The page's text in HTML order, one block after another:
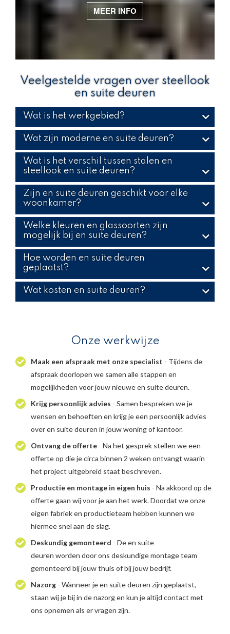
MEER INFO
Veelgestelde vragen over steellook
en suite deuren
Wat is het werkgebied?
Wat zijn moderne en suite deuren?
Wat is het verschil tussen stalen en
steellook en suite deuren?
Zijn en suite deuren geschikt voor elke
woonkamer?
Welke kleuren en glassoorten zijn
mogelijk bij en suite deuren?
Hoe worden en suite deuren
geplaatst?
Wat kosten en suite deuren?
Onze werkwijze
Maak een afspraak met onze specialist - Tijdens de
afspraak doorlopen we samen alle stappen en
mogelijkheden voor jouw nieuwe en suite deuren.
Krijg persoonlijk advies - Samen bespreken we je
wensen en behoeften en krijg je een persoonlijk advies
over en suite deuren in jouw woning of kantoor.
Ontvang de offerte - Na het gesprek stellen we een
offerte op die je circa binnen 2 weken ontvangt waarin
het project uitgebreid staat beschreven.
Productie en montage in eigen huis - Na akkoord op de
offerte gaan wij voor je aan het werk. Doordat we onze
eigen fabriek en productieteam hebben kunnen we
hiermee snel aan de slag.
Deskundig gemonteerd - De en suite
deuren worden door ons deskundige montage team
gemonteerd bij jouw thuis of bij jouw bedrijf.
Nazorg - Wanneer je en suite deuren zijn geplaatst,
staan wij je bij in de nazorg en kun je altijd contact met
ons opnemen als er vragen zijn.